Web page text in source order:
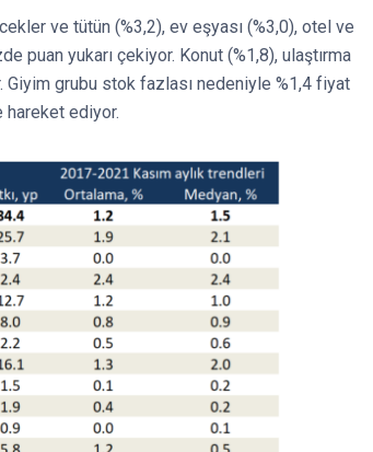
ve tütün (%3,2), ev eşyası (%3,0), otel ve
puan yukarı çekiyor. Konut (%1,8), ulaştırma
Giyim grubu stok fazlası nedeniyle %1,4 fiyat
hareket ediyor.